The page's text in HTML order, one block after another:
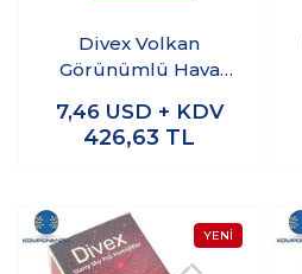
Divex Volkan
Görünümlü Hava
Volcano Humidifier
H-54
7,46 USD + KDV
426,63 TL